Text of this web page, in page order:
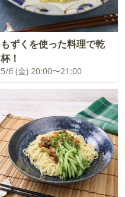
もずくを使った料理で乾
杯！
5/6 (金) 20:00〜21:00